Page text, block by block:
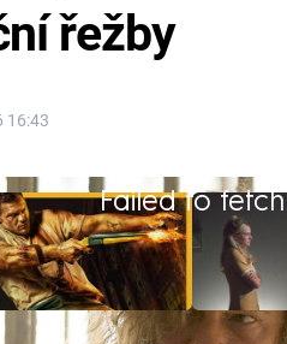
16:43
řežby
Failed to fetch